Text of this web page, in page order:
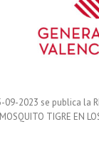
2023 se publica la
TIGRE EN